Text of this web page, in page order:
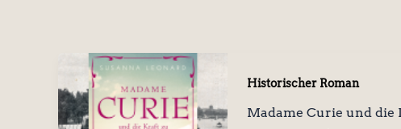
Historischer Roman
Madame Curie und die